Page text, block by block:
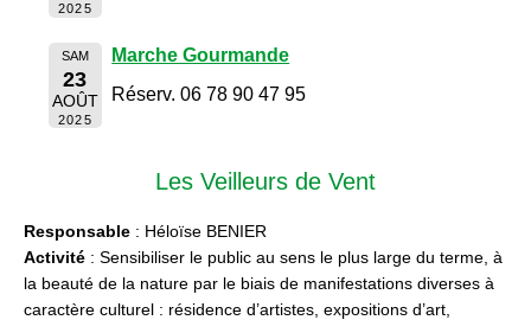
2025
SAM
23
AOÛT
2025
Marche Gourmande
Réserv. 06 78 90 47 95
Les Veilleurs de Vent
Responsable : Héloïse BENIER
Activité : Sensibiliser le public au sens le plus large du terme, à
la beauté de la nature par le biais de manifestations diverses à
caractère culturel : résidence d’artistes, expositions d’art,